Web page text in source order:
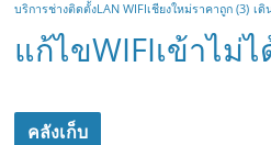
บริการช่างติดตั้งLAN WIFIเชียงใหม่ราคาถูก (3) เดิ
แก้ไขWIFIเข้าไม่ไ
คลังเก็บ